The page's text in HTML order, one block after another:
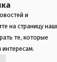
и
на страницу
те, которые